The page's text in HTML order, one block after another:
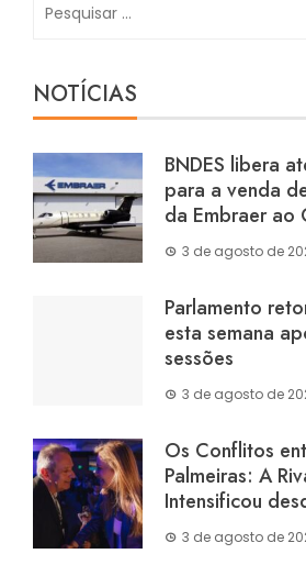
NOTÍCIAS
BNDES libera
para a venda
da Embraer ao
3 de agosto de
Parlamento
esta semana
sessões
3 de agosto de
Os Conflitos
Palmeiras: A
Intensificou
3 de agosto de